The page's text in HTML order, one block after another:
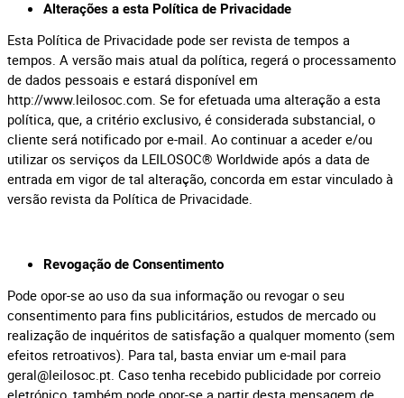
Alterações a esta Política de Privacidade
Esta Política de Privacidade pode ser revista de tempos a
tempos. A versão mais atual da política, regerá o processamento
de dados pessoais e estará disponível em
http://www.leilosoc.com. Se for efetuada uma alteração a esta
política, que, a critério exclusivo, é considerada substancial, o
cliente será notificado por e-mail. Ao continuar a aceder e/ou
utilizar os serviços da LEILOSOC® Worldwide após a data de
entrada em vigor de tal alteração, concorda em estar vinculado à
versão revista da Política de Privacidade.
Revogação de Consentimento
Pode opor-se ao uso da sua informação ou revogar o seu
consentimento para fins publicitários, estudos de mercado ou
realização de inquéritos de satisfação a qualquer momento (sem
efeitos retroativos). Para tal, basta enviar um e-mail para
geral@leilosoc.pt. Caso tenha recebido publicidade por correio
eletrónico, também pode opor-se a partir desta mensagem de